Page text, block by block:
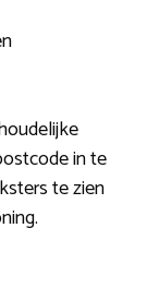
in te
te zien